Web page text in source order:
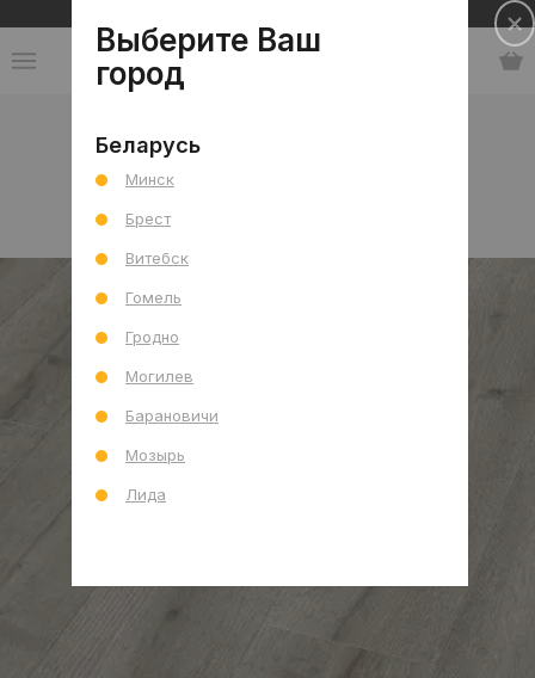
Немецкая плитка
Выберите Ваш
город
Беларусь
Минск
Брест
Витебск
Гомель
Гродно
Могилев
Барановичи
Мозырь
Лида